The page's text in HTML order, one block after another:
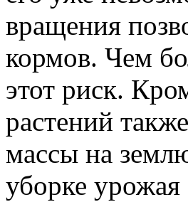
вращения
кормов. Чем
этот риск.
растений
массы на
уборке